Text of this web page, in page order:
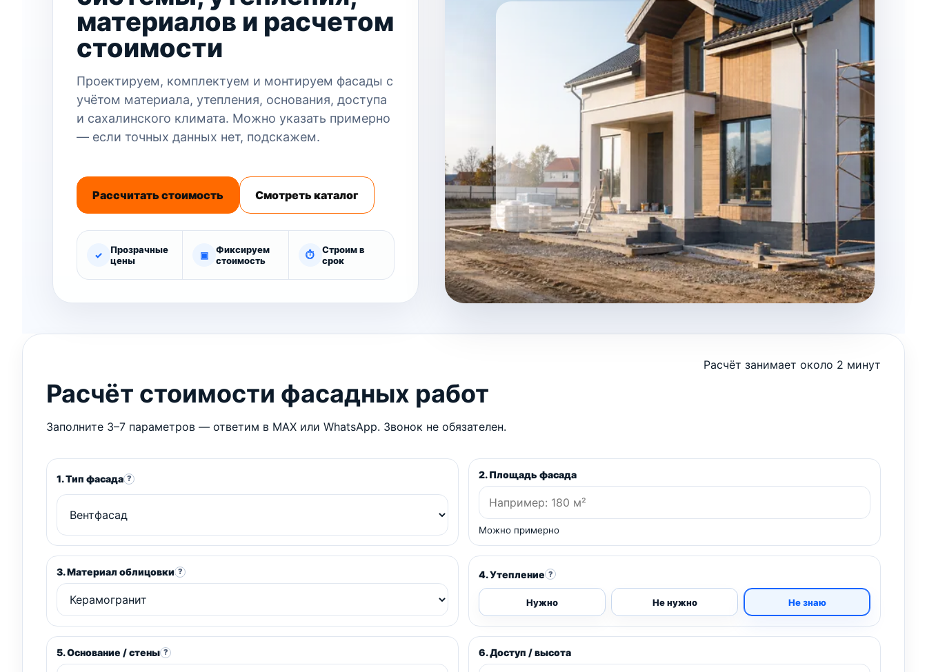
материалов и расчетом
стоимости
Проектируем, комплектуем и монтируем фасады с
учётом материала, утепления, основания, доступа
и сахалинского климата. Можно указать примерно
— если точных данных нет, подскажем.
Рассчитать стоимость Смотреть каталог
✓
Прозрачные
цены
▣
Фиксируем
стоимость
⏱
Строим в
срок
Расчёт стоимости фасадных работ
Заполните 3–7 параметров — ответим в MAX или WhatsApp. Звонок не обязателен.
Расчёт занимает около 2 минут
1. Тип фасада ? 2. Площадь фасада
Можно примерно
3. Материал облицовки ? 4. Утепление ?
Нужно Не нужно Не знаю
5. Основание / стены ? 6. Доступ / высота